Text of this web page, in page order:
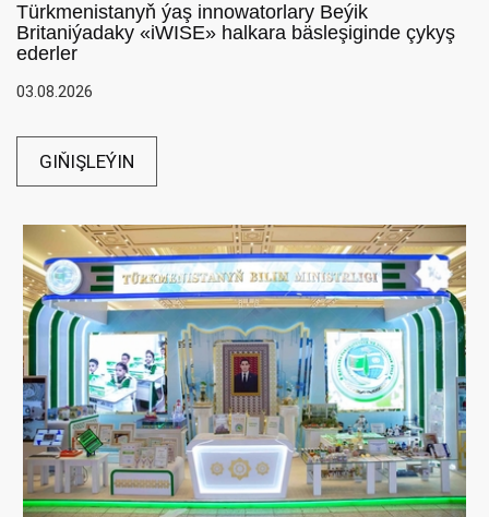
Türkmenistanyň ýaş innowatorlary Beýik
Britaniýadaky «iWISE» halkara bäsleşiginde çykyş
ederler
03.08.2026
GIŇIŞLEÝIN